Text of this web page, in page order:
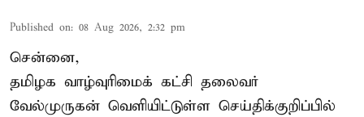
Published on: 08 Aug 2026, 2:32 pm
சென்னை,
தமிழக வாழ்வுரிமைக் கட்சி தலைவர்
வேல்முருகன் வெளியிட்டுள்ள செய்திக்குறிப்பில்